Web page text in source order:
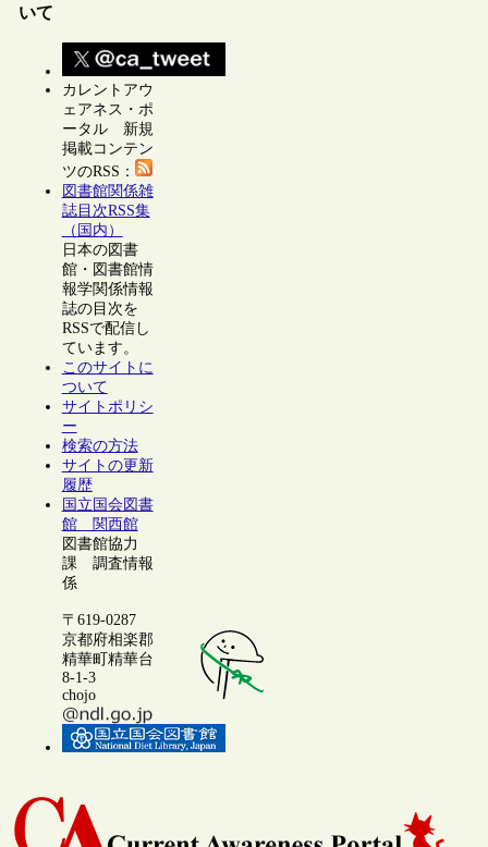
いて
カレントアウ
ェアネス・ポ
ータル 新規
掲載コンテン
ツのRSS：
図書館関係雑
誌目次RSS集
（国内）
日本の図書
館・図書館情
報学関係情報
誌の目次を
RSSで配信し
ています。
このサイトに
ついて
サイトポリシ
ー
検索の方法
サイトの更新
履歴
国立国会図書
館 関西館
図書館協力
課 調査情報
係
〒619-0287
京都府相楽郡
精華町精華台
8-1-3
chojo